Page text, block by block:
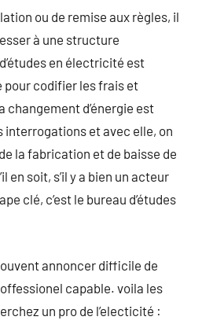
ou de remise aux règles, il
à une structure
en électricité est
codifier les frais et
changement d’énergie est
interrogations et avec elle, on
la fabrication et de baisse de
en soit, s’il y a bien un acteur
clé, c’est le bureau d’études
annoncer difficile de
capable. voila les
un pro de l’electicité :